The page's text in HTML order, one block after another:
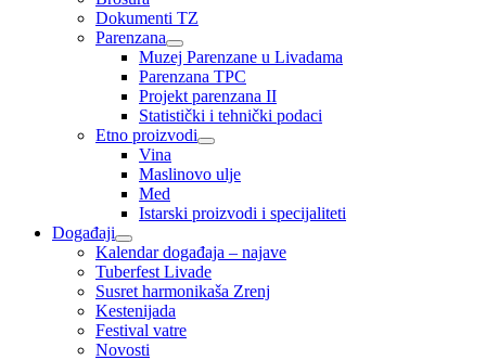
Dokumenti TZ
Parenzana
Muzej Parenzane u Livadama
Parenzana TPC
Projekt parenzana II
Statistički i tehnički podaci
Etno proizvodi
Vina
Maslinovo ulje
Med
Istarski proizvodi i specijaliteti
Događaji
Kalendar događaja – najave
Tuberfest Livade
Susret harmonikaša Zrenj
Kestenijada
Festival vatre
Novosti